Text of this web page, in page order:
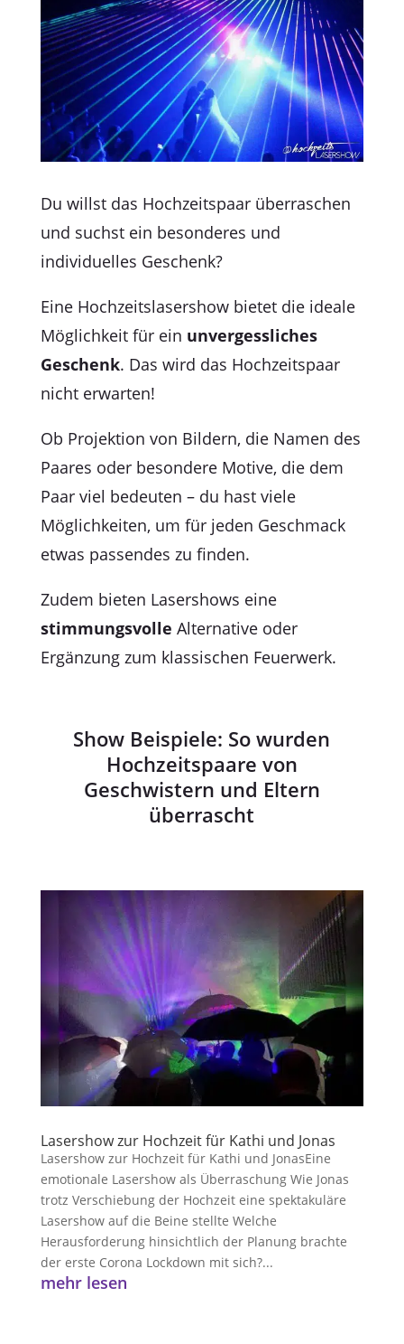
Du willst das Hochzeitspaar überraschen
und suchst ein besonderes und
individuelles Geschenk?
Eine Hochzeitslasershow bietet die ideale
Möglichkeit für ein unvergessliches
Geschenk. Das wird das Hochzeitspaar
nicht erwarten!
Ob Projektion von Bildern, die Namen des
Paares oder besondere Motive, die dem
Paar viel bedeuten – du hast viele
Möglichkeiten, um für jeden Geschmack
etwas passendes zu finden.
Zudem bieten Lasershows eine
stimmungsvolle Alternative oder
Ergänzung zum klassischen Feuerwerk.
Show Beispiele: So wurden
Hochzeitspaare von
Geschwistern und Eltern
überrascht
Lasershow zur Hochzeit für Kathi und Jonas
Lasershow zur Hochzeit für Kathi und JonasEine
emotionale Lasershow als Überraschung Wie Jonas
trotz Verschiebung der Hochzeit eine spektakuläre
Lasershow auf die Beine stellte Welche
Herausforderung hinsichtlich der Planung brachte
der erste Corona Lockdown mit sich?...
mehr lesen